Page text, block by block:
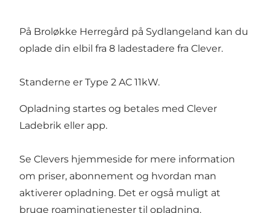
På Broløkke Herregård på Sydlangeland kan du
oplade din elbil fra 8 ladestadere fra Clever.
Standerne er Type 2 AC 11kW.
Opladning startes og betales med Clever
Ladebrik eller app.
Se Clevers hjemmeside for mere information
om priser, abonnement og hvordan man
aktiverer opladning. Det er også muligt at
bruge roamingtjenester til opladning.